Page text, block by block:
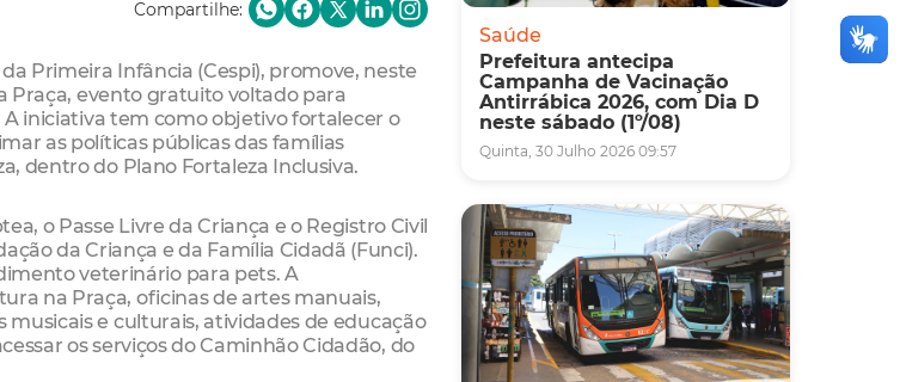
Compartilhe:
Primeira Infância (Cespi), promove, neste
Praça, evento gratuito voltado para
A iniciativa tem como objetivo fortalecer o
as políticas públicas das famílias
dentro do Plano Fortaleza Inclusiva.
o Passe Livre da Criança e o Registro Civil
da Criança e da Família Cidadã (Funci).
veterinário para pets. A
na Praça, oficinas de artes manuais,
e culturais, atividades de educação
os serviços do Caminhão Cidadão, do
Saúde
Prefeitura antecipa
Campanha de Vacinação
Antirrábica 2026, com Dia D
neste sábado (1º/08)
Quinta, 30 Julho 2026 09:57